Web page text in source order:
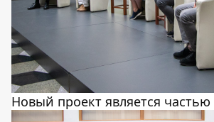
Новый проект является